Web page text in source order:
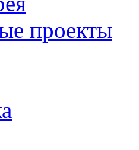
проекты